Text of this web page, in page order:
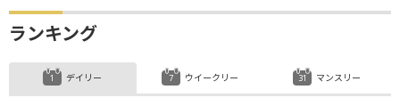
ランキング
デイリー ウイークリー マンスリー